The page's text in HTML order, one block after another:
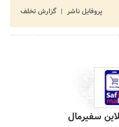
پروفایل ناشر گزارش تخلف
سفیرمال